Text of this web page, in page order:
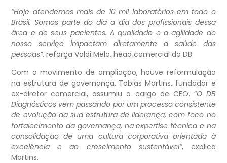
“Hoje atendemos mais de 10 mil laboratórios em todo o
Brasil. Somos parte do dia a dia dos profissionais dessa
área e de seus pacientes. A qualidade e a agilidade do
nosso serviço impactam diretamente a saúde das
pessoas”, reforça Valdi Melo, head comercial do DB.
Com o movimento de ampliação, houve reformulação
na estrutura de governança. Tobias Martins, fundador e
ex-diretor comercial, assumiu o cargo de CEO. “O DB
Diagnósticos vem passando por um processo consistente
de evolução da sua estrutura de liderança, com foco no
fortalecimento da governança, na expertise técnica e na
consolidação de uma cultura corporativa orientada à
excelência e ao crescimento sustentável”, explica
Martins.